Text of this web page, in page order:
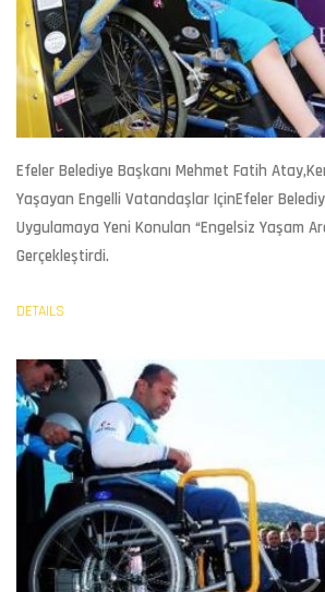
Efeler Belediye Başkanı Mehmet Fatih
Yaşayan Engelli Vatandaşlar IçinEfeler
Uygulamaya Yeni Konulan “Engelsiz Yaşam
Gerçekleştirdi.
DETAILS